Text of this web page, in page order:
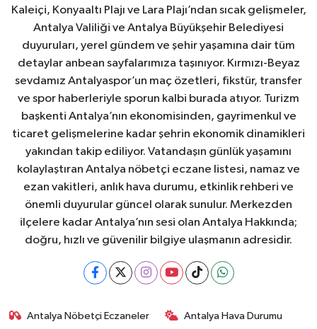
Kaleiçi, Konyaaltı Plajı ve Lara Plajı’ndan sıcak gelişmeler,
Antalya Valiliği ve Antalya Büyükşehir Belediyesi
duyuruları, yerel gündem ve şehir yaşamına dair tüm
detaylar anbean sayfalarımıza taşınıyor. Kırmızı-Beyaz
sevdamız Antalyaspor’un maç özetleri, fikstür, transfer
ve spor haberleriyle sporun kalbi burada atıyor. Turizm
başkenti Antalya’nın ekonomisinden, gayrimenkul ve
ticaret gelişmelerine kadar şehrin ekonomik dinamikleri
yakından takip ediliyor. Vatandaşın günlük yaşamını
kolaylaştıran Antalya nöbetçi eczane listesi, namaz ve
ezan vakitleri, anlık hava durumu, etkinlik rehberi ve
önemli duyurular güncel olarak sunulur. Merkezden
ilçelere kadar Antalya’nın sesi olan Antalya Hakkında;
doğru, hızlı ve güvenilir bilgiye ulaşmanın adresidir.
Antalya Nöbetçi Eczaneler Antalya Hava Durumu